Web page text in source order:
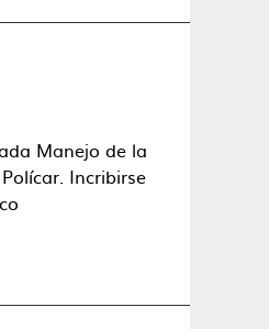
Manejo de la
Incribirse